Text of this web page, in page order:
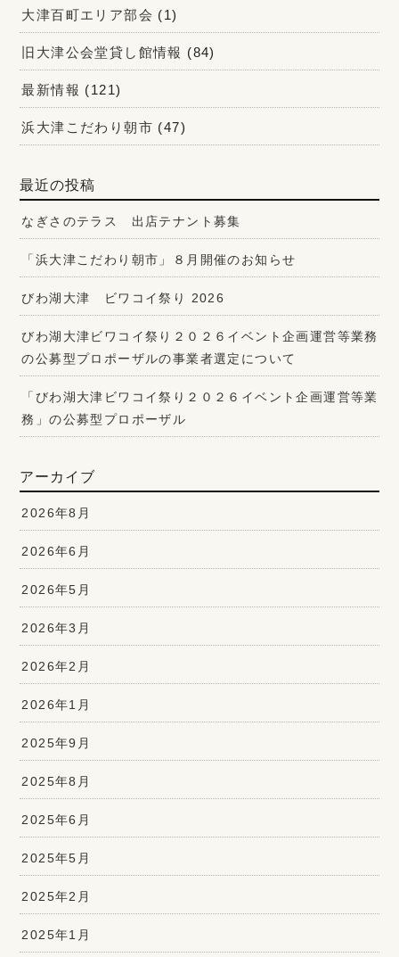
大津百町エリア部会 (1)
旧大津公会堂貸し館情報 (84)
最新情報 (121)
浜大津こだわり朝市 (47)
最近の投稿
なぎさのテラス 出店テナント募集
「浜大津こだわり朝市」８月開催のお知らせ
びわ湖大津 ビワコイ祭り 2026
びわ湖大津ビワコイ祭り２０２６イベント企画運営等業務
の公募型プロポーザルの事業者選定について
「びわ湖大津ビワコイ祭り２０２６イベント企画運営等業
務」の公募型プロポーザル
アーカイブ
2026年8月
2026年6月
2026年5月
2026年3月
2026年2月
2026年1月
2025年9月
2025年8月
2025年6月
2025年5月
2025年2月
2025年1月